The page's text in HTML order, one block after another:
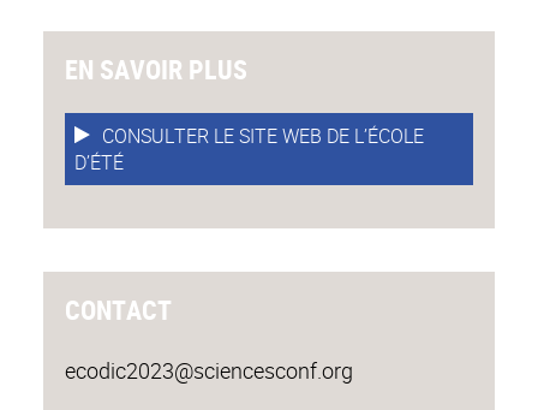
EN SAVOIR PLUS
CONSULTER LE SITE WEB DE L’ÉCOLE
D’ÉTÉ
CONTACT
ecodic2023@sciencesconf.org